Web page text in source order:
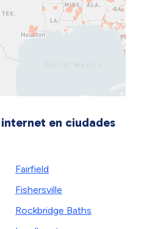
en ciudades
Fairfield
Fishersville
Rockbridge Baths